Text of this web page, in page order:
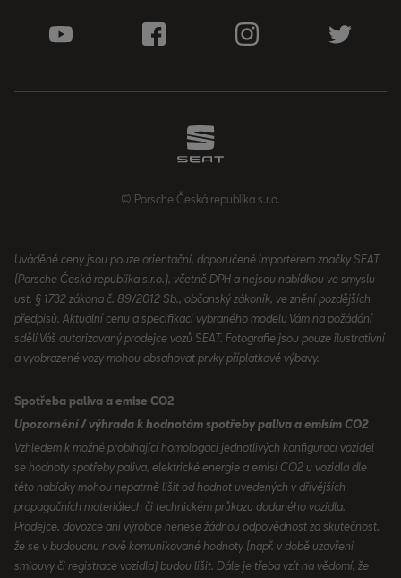
© Porsche Česká republika s.r.o.
Uváděné ceny jsou pouze orientační, doporučené importérem značky SEAT
(Porsche Česká republika s.r.o.), včetně DPH a nejsou nabídkou ve smyslu
ust. § 1732 zákona č. 89/2012 Sb., občanský zákoník, ve znění pozdějších
předpisů. Aktuální cenu a specifikaci vybraného modelu Vám na požádání
sdělí Váš autorizovaný prodejce vozů SEAT. Fotografie jsou pouze ilustrativní
a vyobrazené vozy mohou obsahovat prvky příplatkové výbavy.
Spotřeba paliva a emise CO2
Upozornění / výhrada k hodnotám spotřeby paliva a emisím CO2
Vzhledem k možné probíhající homologaci jednotlivých konfigurací vozidel
se hodnoty spotřeby paliva, elektrické energie a emisí CO2 u vozidla dle
této nabídky mohou nepatrně lišit od hodnot uvedených v dřívějších
propagačních materiálech či technickém průkazu dodaného vozidla.
Prodejce, dovozce ani výrobce nenese žádnou odpovědnost za skutečnost,
že se v budoucnu nově komunikované hodnoty (např. v době uzavření
smlouvy či registrace vozidla) budou lišit. Dále je třeba vzít na vědomí, že